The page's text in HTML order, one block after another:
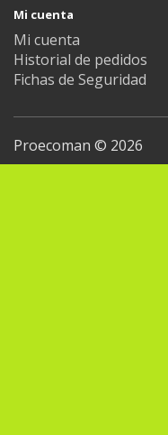
Mi cuenta
Mi cuenta
Historial de pedidos
Fichas de Seguridad
Proecoman © 2026